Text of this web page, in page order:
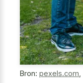
Bron: pexels.com